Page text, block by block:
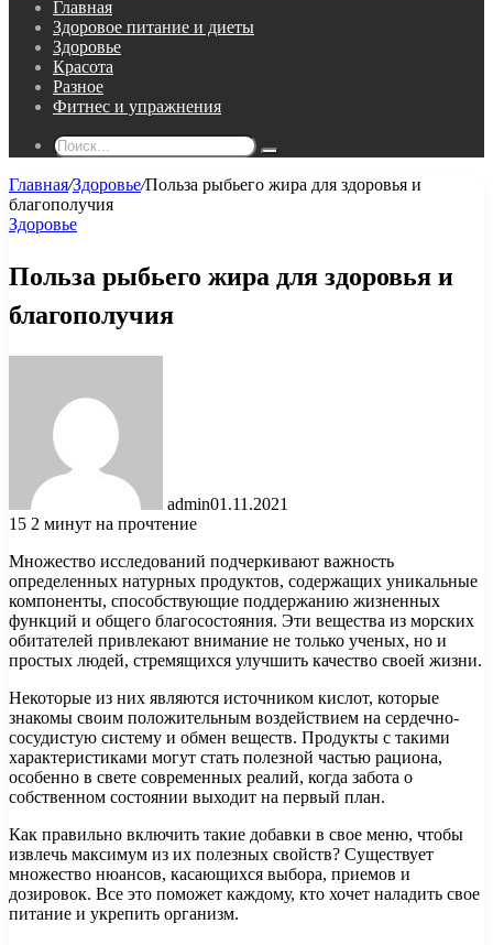
Главная
Здоровое питание и диеты
Здоровье
Красота
Разное
Фитнес и упражнения
Поиск...
Главная/Здоровье/Польза рыбьего жира для здоровья и
благополучия
Здоровье
Польза рыбьего жира для здоровья и
благополучия
admin01.11.2021
15 2 минут на прочтение
Множество исследований подчеркивают важность
определенных натурных продуктов, содержащих уникальные
компоненты, способствующие поддержанию жизненных
функций и общего благосостояния. Эти вещества из морских
обитателей привлекают внимание не только ученых, но и
простых людей, стремящихся улучшить качество своей жизни.
Некоторые из них являются источником кислот, которые
знакомы своим положительным воздействием на сердечно-
сосудистую систему и обмен веществ. Продукты с такими
характеристиками могут стать полезной частью рациона,
особенно в свете современных реалий, когда забота о
собственном состоянии выходит на первый план.
Как правильно включить такие добавки в свое меню, чтобы
извлечь максимум из их полезных свойств? Существует
множество нюансов, касающихся выбора, приемов и
дозировок. Все это поможет каждому, кто хочет наладить свое
питание и укрепить организм.